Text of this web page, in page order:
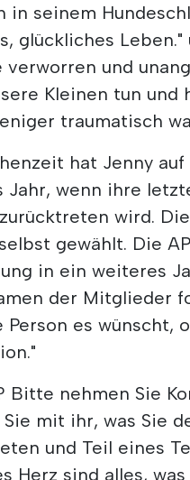
in seinem
glückliches
verworren und
Kleinen tun und
traumatisch
hat Jenny
Jahr, wenn ihre
wird.
gewählt. Die
in ein weiteres
der Mitglieder
Person es wünscht,
Bitte nehmen Sie
mit ihr, was Sie
und Teil eines
Herz sind alles,